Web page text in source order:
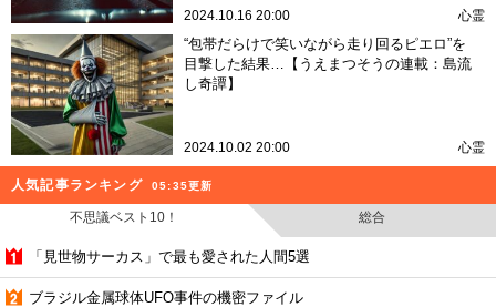
2024.10.16 20:00 心霊
“包帯だらけで笑いながら走り回るピエロ”を
目撃した結果…【うえまつそうの連載：島流
し奇譚】
2024.10.02 20:00 心霊
人気記事ランキング 05:35更新
不思議ベスト10！ 総合
「見世物サーカス」で最も愛された人間5選
ブラジル金属球体UFO事件の機密ファイル